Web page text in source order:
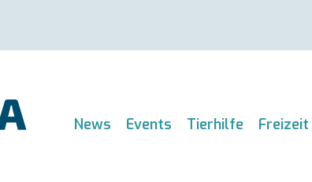
News Events Tierhilfe Freizeit